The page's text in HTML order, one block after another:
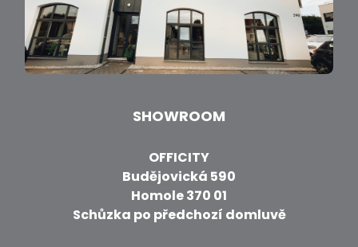
SHOWROOM
OFFICITY
Budějovická 590
Homole 370 01
Schůzka po předchozí domluvě